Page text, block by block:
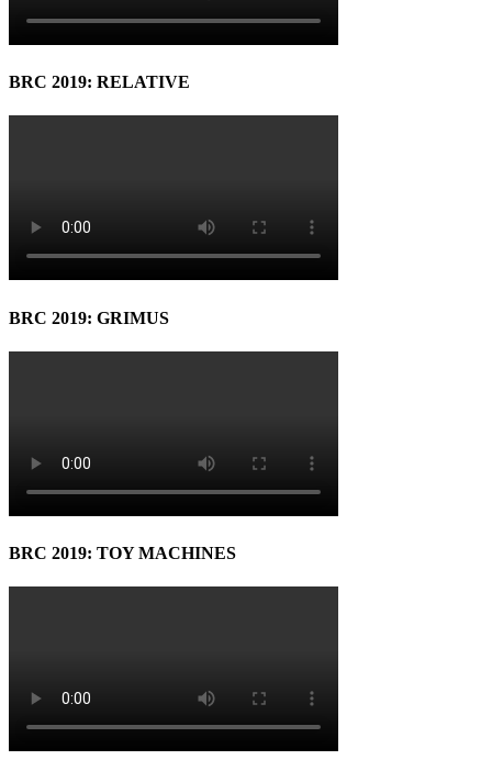
BRC 2019: RELATIVE
BRC 2019: GRIMUS
BRC 2019: TOY MACHINES